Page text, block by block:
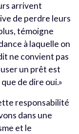
arrivent
de perdre leurs
témoigne
à laquelle on
ne convient pas
un prêt est
de dire oui.»
responsabilité
dans une
et le